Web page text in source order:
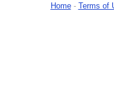
Home- Terms of